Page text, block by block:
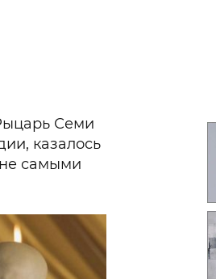
Семи
казалось
самыми